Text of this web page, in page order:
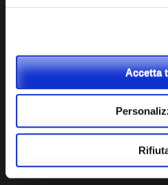
Accetta
siamomission
Sostieni il nostro progetto
Non sono stati trovati
post.